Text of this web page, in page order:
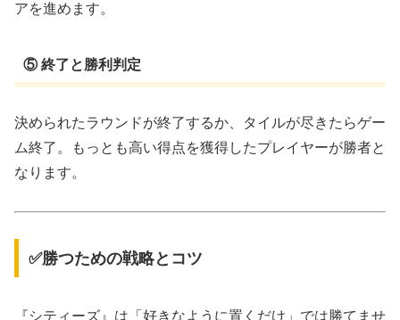
アを進めます。
⑤ 終了と勝利判定
決められたラウンドが終了するか、タイルが尽きたらゲー
ム終了。もっとも高い得点を獲得したプレイヤーが勝者と
なります。
✅勝つための戦略とコツ
『シティーズ』は「好きなように置くだけ」では勝てませ